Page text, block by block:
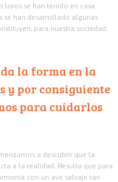
loros se han tenido en casa
se han desarrollado algunas
para nuestra sociedad,
la forma en la
y por consiguiente
para cuidarlos
a descubrir que la
a la realidad. Resulta que para
con un ave salvaje tan